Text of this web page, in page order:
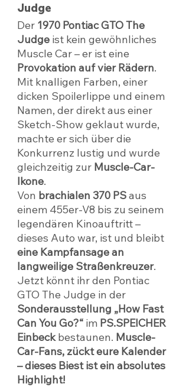
Judge
Der 1970 Pontiac GTO The
Judge ist kein gewöhnliches
Muscle Car – er ist eine
Provokation auf vier Rädern.
Mit knalligen Farben, einer
dicken Spoilerlippe und einem
Namen, der direkt aus einer
Sketch-Show geklaut wurde,
machte er sich über die
Konkurrenz lustig und wurde
gleichzeitig zur Muscle-Car-
Ikone.
Von brachialen 370 PS aus
einem 455er-V8 bis zu seinem
legendären Kinoauftritt –
dieses Auto war, ist und bleibt
eine Kampfansage an
langweilige Straßenkreuzer.
Jetzt könnt ihr den Pontiac
GTO The Judge in der
Sonderausstellung „How Fast
Can You Go?“ im PS.SPEICHER
Einbeck bestaunen. Muscle-
Car-Fans, zückt eure Kalender
– dieses Biest ist ein absolutes
Highlight!